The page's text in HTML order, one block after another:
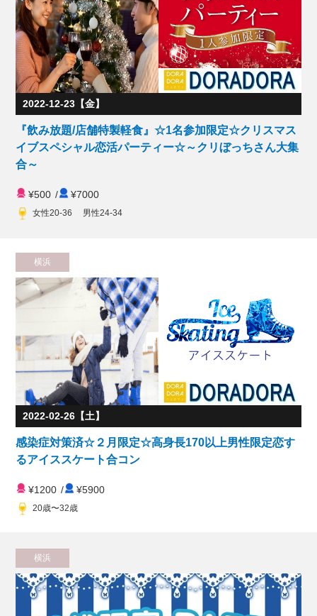
2022-12-23【金】
『飲み放題/店舗特製軽食』☆1名参加限定☆クリスマス
イブスペシャル恋活パーティー☆～クリぼっちさん大集
合～
¥500 / ¥7000
女性20-36 男性24-34
横浜
2022-02-26【土】
感染症対策済☆２月限定☆高身長170以上男性限定恋す
るアイススケート合コン
¥1200 / ¥5900
20歳〜32歳
横浜